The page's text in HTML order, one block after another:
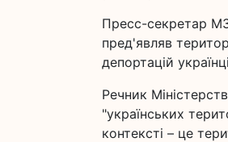
Пресс-секретар
пред'являв
депортацій
Речник
"українських
контексті – це